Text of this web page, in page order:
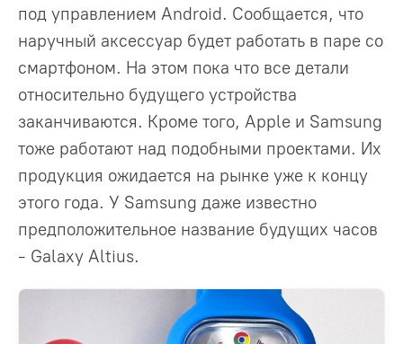
под управлением Android. Сообщается, что
наручный аксессуар будет работать в паре со
смартфоном. На этом пока что все детали
относительно будущего устройства
заканчиваются. Кроме того, Apple и Samsung
тоже работают над подобными проектами. Их
продукция ожидается на рынке уже к концу
этого года. У Samsung даже известно
предположительное название будущих часов
- Galaxy Altius.